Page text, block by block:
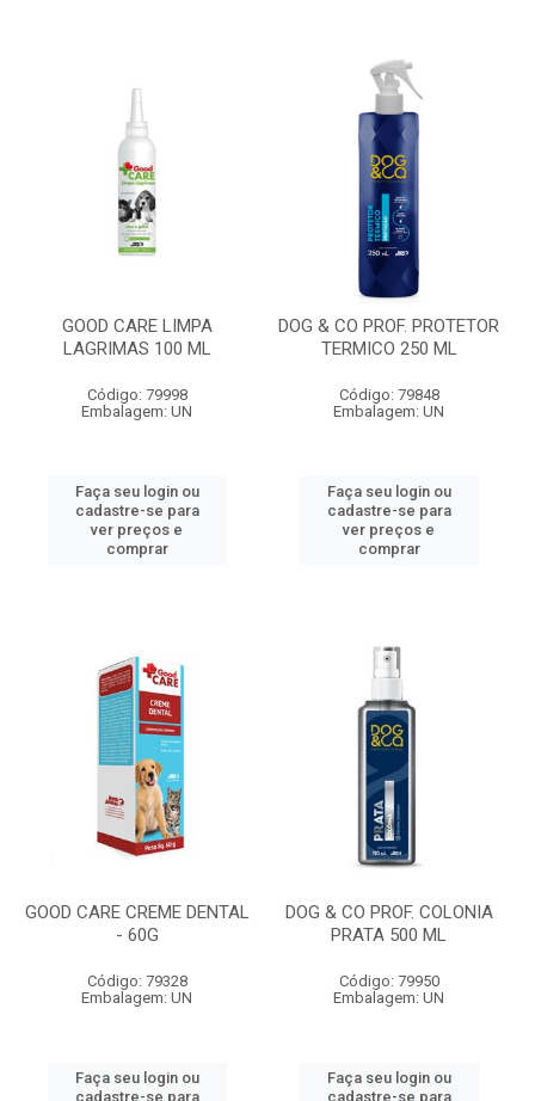
GOOD CARE LIMPA
LAGRIMAS 100 ML
Código: 79998
Embalagem: UN
Faça seu login ou
cadastre-se para
ver preços e
comprar
DOG & CO PROF. PROTETOR
TERMICO 250 ML
Código: 79848
Embalagem: UN
Faça seu login ou
cadastre-se para
ver preços e
comprar
GOOD CARE CREME DENTAL
- 60G
Código: 79328
Embalagem: UN
Faça seu login ou
cadastre-se para
DOG & CO PROF. COLONIA
PRATA 500 ML
Código: 79950
Embalagem: UN
Faça seu login ou
cadastre-se para